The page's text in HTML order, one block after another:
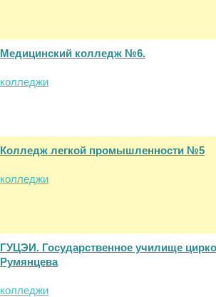
Медицинский колледж №6.
колледжи
Колледж легкой промышленности №5
колледжи
ГУЦЭИ. Государственное училище
Румянцева
колледжи